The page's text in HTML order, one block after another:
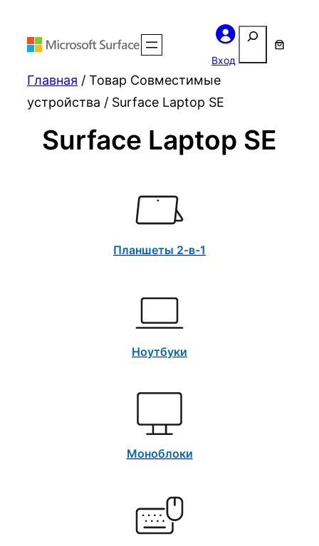
Вход
Поиск
Главная / Товар Совместимые
устройства / Surface Laptop SE
Surface Laptop SE
Планшеты 2-в-1
Ноутбуки
Моноблоки